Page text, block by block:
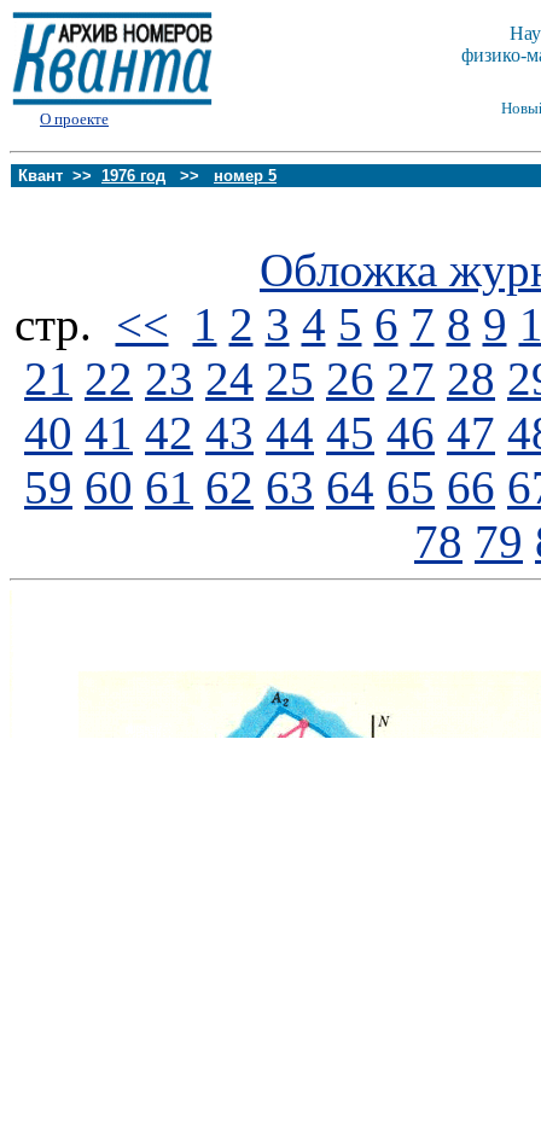
О проекте
физико-
Квант >> 1976 год >> номер 5
Обложка
стp. << 1 2 3 4 5 6 7 8 9
21 22 23 24 25 26 27 28
40 41 42 43 44 45 46 47
59 60 61 62 63 64 65 66
78 79